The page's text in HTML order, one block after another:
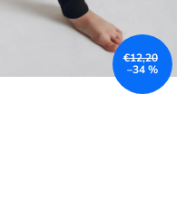
€12,20
–34 %